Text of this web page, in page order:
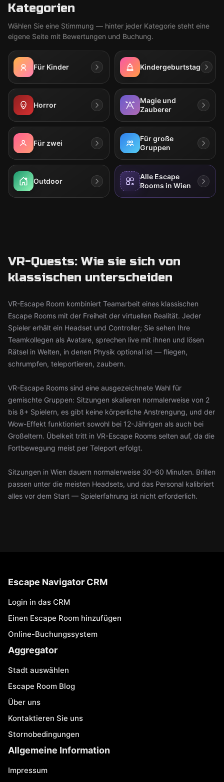
Kategorien
Wählen Sie eine Stimmung — hinter jeder Kategorie steht eine
eigene Seite mit Bewertungen und Buchung.
Für Kinder Kindergeburtstag
Horror
Magie und
Zauberer
Für zwei
Für große
Gruppen
Outdoor
Alle Escape
Rooms in Wien
VR-Quests: Wie sie sich von
klassischen unterscheiden
VR-Escape Room kombiniert Teamarbeit eines klassischen
Escape Rooms mit der Freiheit der virtuellen Realität. Jeder
Spieler erhält ein Headset und Controller; Sie sehen Ihre
Teamkollegen als Avatare, sprechen live mit ihnen und lösen
Rätsel in Welten, in denen Physik optional ist — fliegen,
schrumpfen, teleportieren, zaubern.
VR-Escape Rooms sind eine ausgezeichnete Wahl für
gemischte Gruppen: Sitzungen skalieren normalerweise von 2
bis 8+ Spielern, es gibt keine körperliche Anstrengung, und der
Wow-Effekt funktioniert sowohl bei 12-Jährigen als auch bei
Großeltern. Übelkeit tritt in VR-Escape Rooms selten auf, da die
Fortbewegung meist per Teleport erfolgt.
Sitzungen in Wien dauern normalerweise 30–60 Minuten. Brillen
passen unter die meisten Headsets, und das Personal kalibriert
alles vor dem Start — Spielerfahrung ist nicht erforderlich.
Escape Navigator CRM
Login in das CRM
Einen Escape Room hinzufügen
Online-Buchungssystem
Aggregator
Stadt auswählen
Escape Room Blog
Über uns
Kontaktieren Sie uns
Stornobedingungen
Allgemeine Information
Impressum